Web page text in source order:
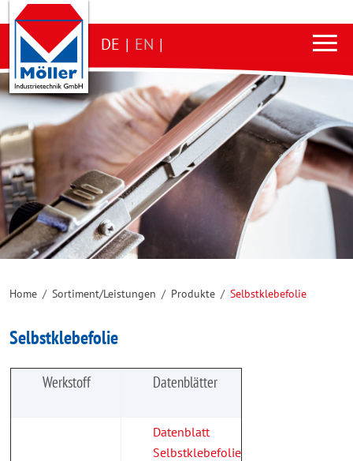
DE | EN |
Home / Sortiment/Leistungen / Produkte / Selbstklebefolie
Selbstklebefolie
Werkstoff Datenblätter
Datenblatt
Selbstklebefolie